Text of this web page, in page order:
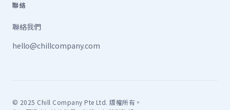
聯絡
聯絡我們
hello@chillcompany.com
© 2025 Chill Company Pte Ltd. 版權所有。